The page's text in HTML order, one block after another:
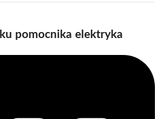
pomocnika elektryka